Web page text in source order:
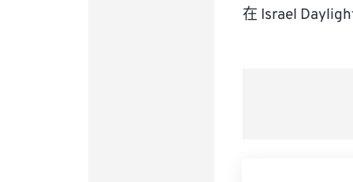
在 Israel